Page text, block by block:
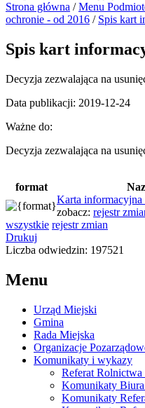
Strona główna /Menu
ochronie - od 2016 / Spis kart
Spis kart
Decyzja zezwalająca na
Data publikacji: 2019-12-24
Ważne do:
Decyzja zezwalająca na
format
Karta
zobacz: rejestr
wszystkie rejestr zmian
Drukuj
Liczba odwiedzin: 197521
Menu
Urząd Miejski
Gmina
Rada Miejska
Organizacje
Komunikaty i wykazy
Referat
Komunikaty
Komunikaty